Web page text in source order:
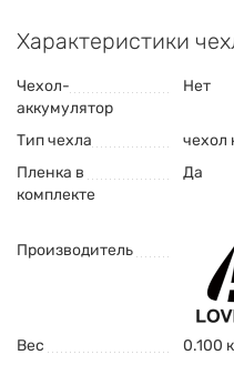
Характеристики
Чехол-
аккумулятор
Нет
Тип чехла
чехол
Пленка в
комплекте
Да
Производитель
Вес 0.100